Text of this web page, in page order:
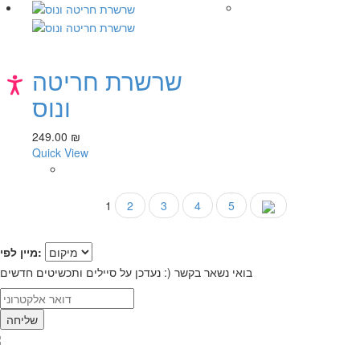
שרשרת חריטה
ונוס
249.00 ₪
Quick View
1 2 3 4 5
מיין לפי:
בואי נשאר בקשר (: נעדכן על סיילים ותכשיטים חדשים
שליחה